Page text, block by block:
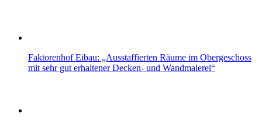
Faktorenhof Eibau: „Ausstaffierten Räume im Obergeschoss
mit sehr gut erhaltener Decken- und Wandmalerei“